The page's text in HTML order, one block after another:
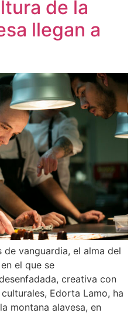
de la
llegan a
vanguardia, el alma del
el que se
creativa con
Edorta Lamo, ha
montana alavesa, en